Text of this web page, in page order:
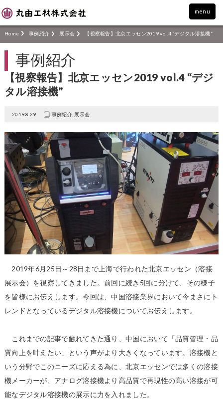
menu
Home 事例紹介 展示会 【視察報告】北京エッセン2019 vol.4 “デジタル溶接機”
事例紹介
【視察報告】北京エッセン2019 vol.4 “デジ
タル溶接機”
2019.8.29 事例紹介, 展示会
2019年6月25日～28日まで上海で行われた北京エッセン（溶接
展示会）を視察してきました。前回に続き5回に分けて、その様子
を皆様にお伝えします。今回は、中国溶接業界において今まさにト
レンドとなっているデジタル溶接機についてお伝えします。
これまでの記事で触れてきた通り、中国において「品質管理・品
質向上を叶えたい」という声がより大きくなっています。溶接機と
いう分野でこのニーズに応える為に、北京エッセンでは多くの溶接
機メーカーが、アナログ溶接機より高品質で再現性の高い溶接が可
能なデジタル溶接機の展示に力を入れました。